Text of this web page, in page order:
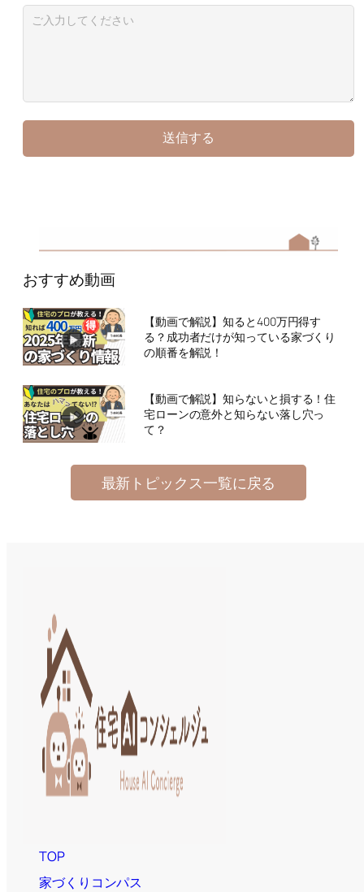
おすすめ動画
【動画で解説】知ると400万円得す
る？成功者だけが知っている家づくり
の順番を解説！
【動画で解説】知らないと損する！住
宅ローンの意外と知らない落し穴っ
て？
最新トピックス一覧に戻る
TOP
家づくりコンパス